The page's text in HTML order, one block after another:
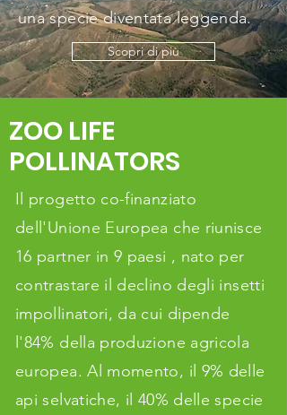
una specie diventata leggenda.
Scopri di più
ZOO LIFE
POLLINATORS
Il progetto co-finanziato
dell'Unione Europea che riunisce
16 partner in 9 paesi , nato per
contrastare il declino degli insetti
impollinatori, da cui dipende
l'84% della produzione agricola
europea. Al momento, il 9% delle
api selvatiche, il 40% delle specie